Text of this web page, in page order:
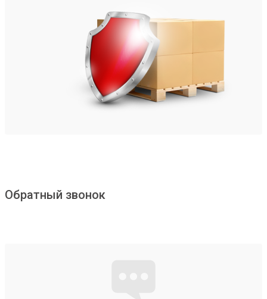
Обратный звонок